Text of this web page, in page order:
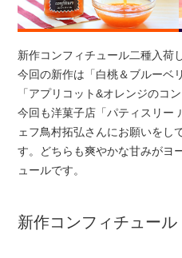
新作コンフィチュール二種入荷
今回の新作は「白桃＆ブルーベ
「アプリコット&オレンジのコ
今回も洋菓子店「パティスリー
ェフ鳥村拓弘さんにお願いをし
す。どちらも爽やかな甘みがヨ
ュールです。
新作コンフィチュール